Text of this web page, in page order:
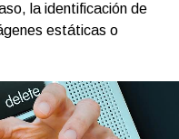
la identificación de
estáticas o